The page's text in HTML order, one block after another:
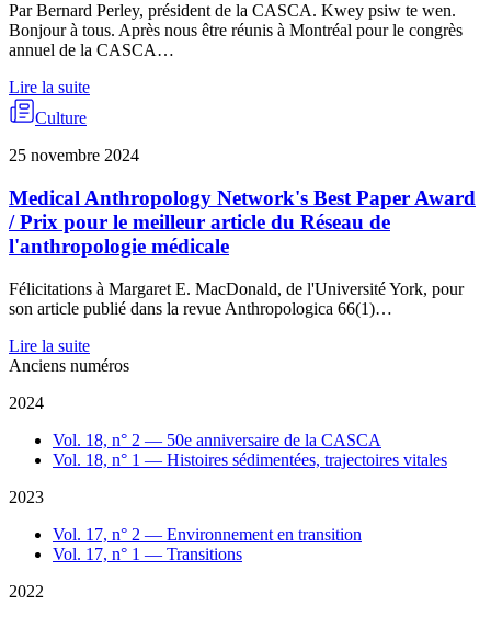
Par Bernard Perley, président de la CASCA. Kwey psiw te wen.
Bonjour à tous. Après nous être réunis à Montréal pour le congrès
annuel de la CASCA…
Lire la suite
Culture
25 novembre 2024
Medical Anthropology Network's Best Paper Award
/ Prix pour le meilleur article du Réseau de
l'anthropologie médicale
Félicitations à Margaret E. MacDonald, de l'Université York, pour
son article publié dans la revue Anthropologica 66(1)…
Lire la suite
Anciens numéros
2024
Vol. 18, n° 2 — 50e anniversaire de la CASCA
Vol. 18, n° 1 — Histoires sédimentées, trajectoires vitales
2023
Vol. 17, n° 2 — Environnement en transition
Vol. 17, n° 1 — Transitions
2022